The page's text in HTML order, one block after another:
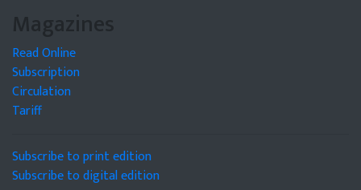
Magazines
Read Online
Subscription
Circulation
Tariff
Subscribe to print edition
Subscribe to digital edition